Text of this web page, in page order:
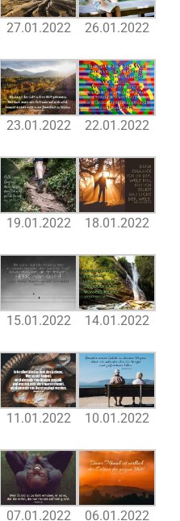
27.01.2022 26.01.2022
23.01.2022 22.01.2022
19.01.2022 18.01.2022
15.01.2022 14.01.2022
11.01.2022 10.01.2022
07.01.2022 06.01.2022